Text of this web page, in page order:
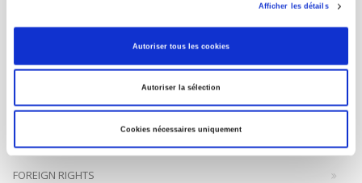
Afficher les détails
Autoriser tous les cookies
Autoriser la sélection
Cookies nécessaires uniquement
Maison d'édition dédiée aux sciences humaines et sociales, les
Presses de Sciences Po participent depuis leur création en 1976
CONTACTS
FOREIGN RIGHTS